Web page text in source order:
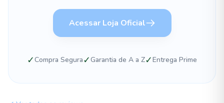
Acessar Loja Oficial
✓Compra Segura✓Garantia de A a Z✓Entrega Prime